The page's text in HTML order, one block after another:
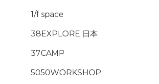
1/f space
38EXPLORE 日本
37CAMP
5050WORKSHOP